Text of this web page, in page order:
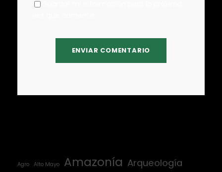
Agro Alto Mayo Amazonía Arqueología